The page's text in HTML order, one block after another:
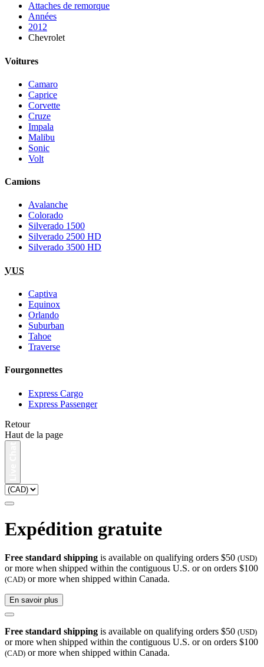
Attaches de remorque
Années
2012
Chevrolet
Voitures
Camaro
Caprice
Corvette
Cruze
Impala
Malibu
Sonic
Volt
Camions
Avalanche
Colorado
Silverado 1500
Silverado 2500 HD
Silverado 3500 HD
VUS
Captiva
Equinox
Orlando
Suburban
Tahoe
Traverse
Fourgonnettes
Express Cargo
Express Passenger
Retour
Haut de la page
Expédition gratuite
Free standard shipping is available on qualifying orders $50 (USD)
or more when shipped within the contiguous U.S. or on orders $100
(CAD) or more when shipped within Canada.
En savoir plus
Free standard shipping is available on qualifying orders $50 (USD)
or more when shipped within the contiguous U.S. or on orders $100
(CAD) or more when shipped within Canada.